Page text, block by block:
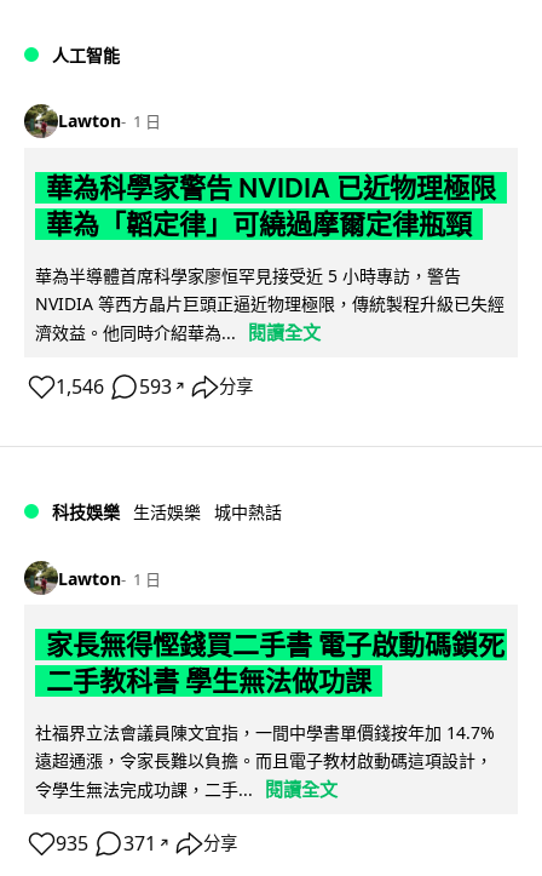
人工智能
Lawton 1 日
華為科學家警告 NVIDIA 已近物理極限
華為「韜定律」可繞過摩爾定律瓶頸
華為半導體首席科學家廖恒罕見接受近 5 小時專訪，警告
NVIDIA 等西方晶片巨頭正逼近物理極限，傳統製程升級已失經
濟效益。他同時介紹華為...
閱讀全文
1,546 593 ↗ 分享
科技娛樂 生活娛樂 城中熱話
Lawton 1 日
家長無得慳錢買二手書 電子啟動碼鎖死
二手教科書 學生無法做功課
社福界立法會議員陳文宜指，一間中學書單價錢按年加 14.7%
遠超通漲，令家長難以負擔。而且電子教材啟動碼這項設計，
令學生無法完成功課，二手...
閱讀全文
935 371 ↗ 分享